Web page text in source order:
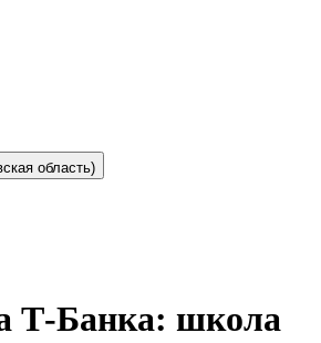
область)
Т-Банка: школа